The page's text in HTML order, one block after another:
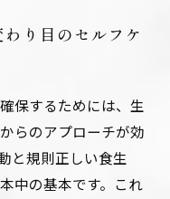
り目のセルフケ
保するためには、生
らのアプローチが効
と規則正しい食生
中の基本です。これ